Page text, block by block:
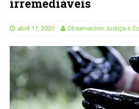
irremediáveis
abril 17, 2020 Observatório Justiça e